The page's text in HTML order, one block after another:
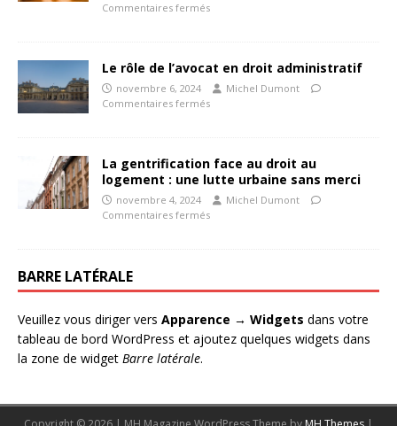
Commentaires fermés
Le rôle de l’avocat en droit administratif
novembre 6, 2024
Michel Dumont
Commentaires fermés
La gentrification face au droit au
logement : une lutte urbaine sans merci
novembre 4, 2024
Michel Dumont
Commentaires fermés
BARRE LATÉRALE
Veuillez vous diriger vers Apparence → Widgets dans votre
tableau de bord WordPress et ajoutez quelques widgets dans
la zone de widget Barre latérale.